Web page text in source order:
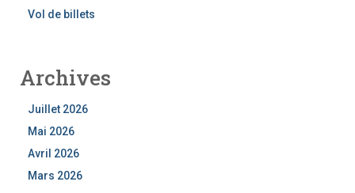
Vol de billets
Archives
Juillet 2026
Mai 2026
Avril 2026
Mars 2026